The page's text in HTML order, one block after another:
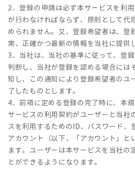
2．登録の申請は必ず本サービスを利
が行わなければならず、原則として代
められません。又、登録希望者は、登
実、正確かつ最新の情報を当社に提供
3．当社は、当社の基準に従って、登
判断し、当社が登録を認める場合には
知し、この通知により登録希望者のユ
了したものとします。
4．前項に定める登録の完了時に、本
サービスの利用契約がユーザーと当社
スを利用するためのID、パスワード、
アカウント（以下、「アカウント」と
ます。ユーザーは本サービスを当社の
とができるようになります。